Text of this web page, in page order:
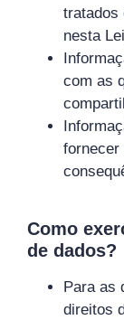
tratados
nesta
com as
fornecer
Como
de dados?
Para as
direitos